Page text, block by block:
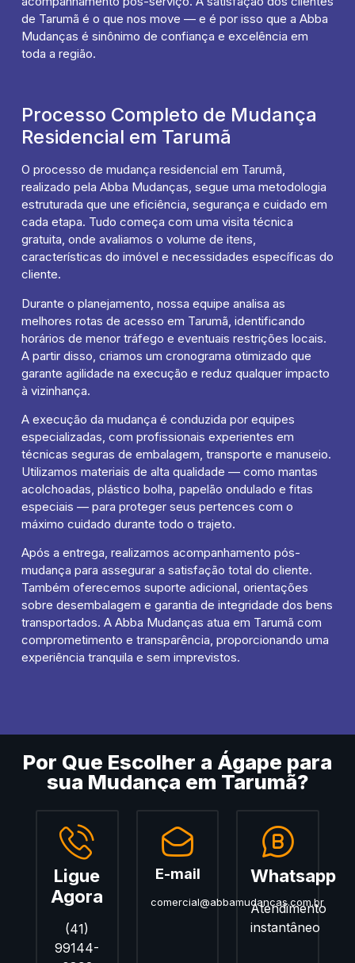
de Tarumã é o que nos move — e é por isso que a Abba
Mudanças é sinônimo de confiança e excelência em
toda a região.
Processo Completo de Mudança
Residencial em Tarumã
O processo de mudança residencial em Tarumã,
realizado pela Abba Mudanças, segue uma metodologia
estruturada que une eficiência, segurança e cuidado em
cada etapa. Tudo começa com uma visita técnica
gratuita, onde avaliamos o volume de itens,
características do imóvel e necessidades específicas do
cliente.
Durante o planejamento, nossa equipe analisa as
melhores rotas de acesso em Tarumã, identificando
horários de menor tráfego e eventuais restrições locais.
A partir disso, criamos um cronograma otimizado que
garante agilidade na execução e reduz qualquer impacto
à vizinhança.
A execução da mudança é conduzida por equipes
especializadas, com profissionais experientes em
técnicas seguras de embalagem, transporte e manuseio.
Utilizamos materiais de alta qualidade — como mantas
acolchoadas, plástico bolha, papelão ondulado e fitas
especiais — para proteger seus pertences com o
máximo cuidado durante todo o trajeto.
Após a entrega, realizamos acompanhamento pós-
mudança para assegurar a satisfação total do cliente.
Também oferecemos suporte adicional, orientações
sobre desembalagem e garantia de integridade dos bens
transportados. A Abba Mudanças atua em Tarumã com
comprometimento e transparência, proporcionando uma
experiência tranquila e sem imprevistos.
Por Que Escolher a Ágape para
sua Mudança em Tarumã?
Ligue
Agora
(41)
99144-
E-mail
comercial@abbamudancas.com.br
Whatsapp
Atendimento
instantâneo